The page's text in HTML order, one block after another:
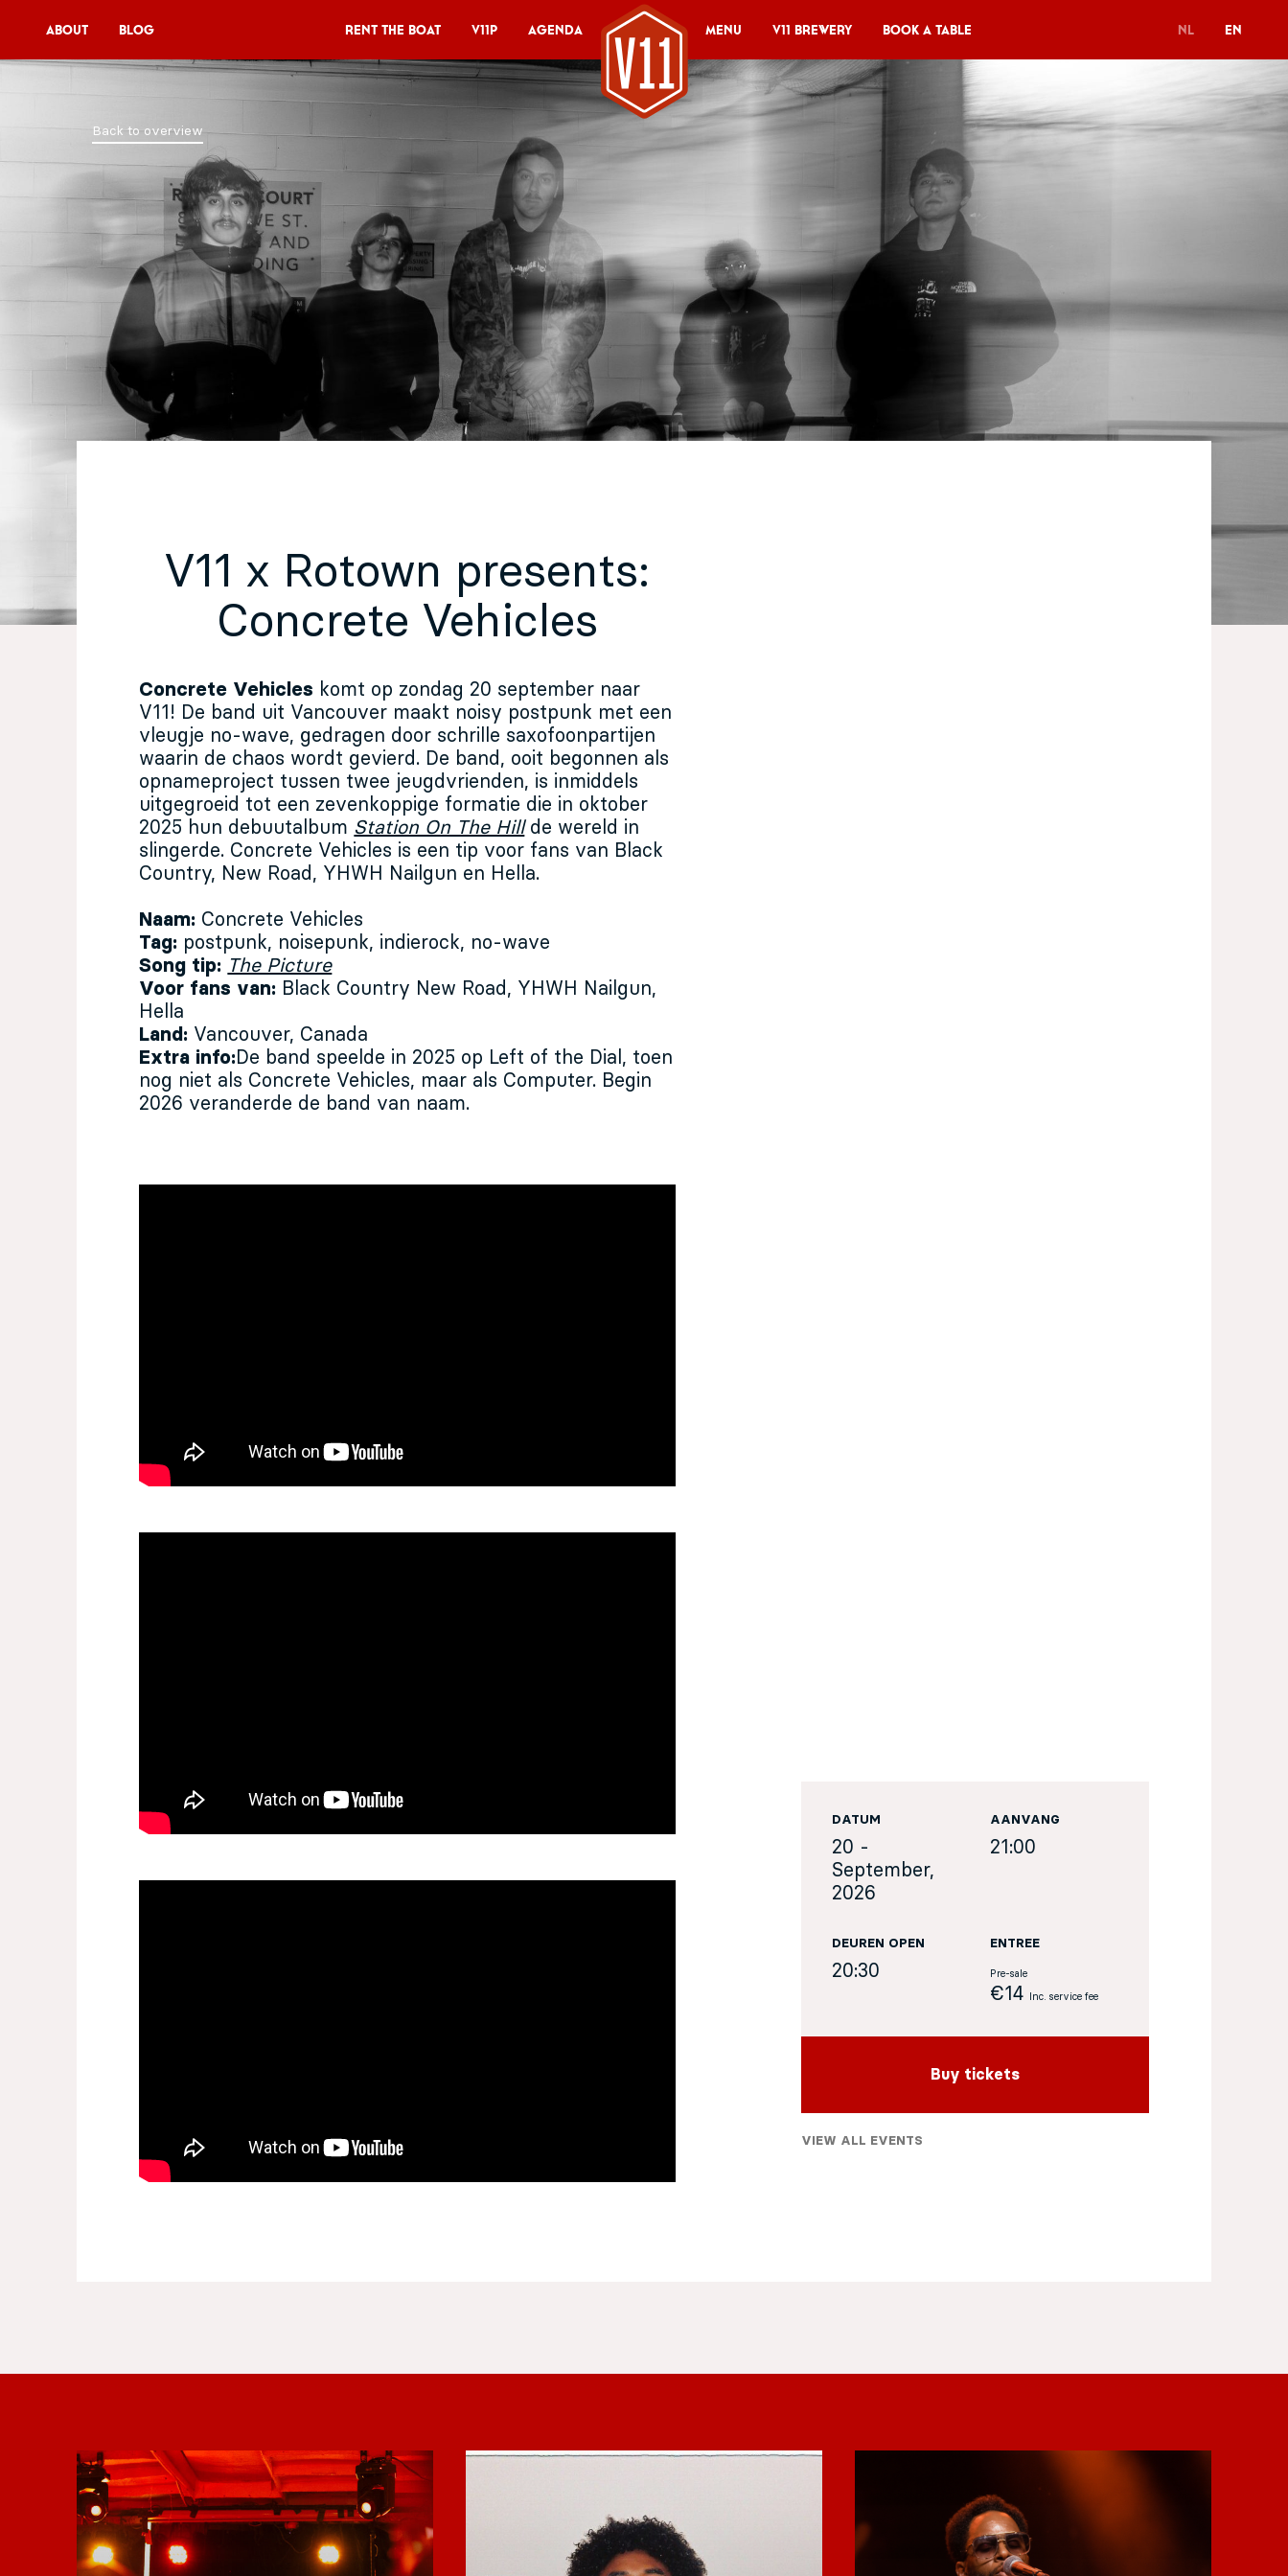
About Blog Rent the Boat V11P Agenda Menu V11 Brewery Book a table NL EN
Rent the Boat
V11 Brewery
Book a table
Back to overview
V11 x Rotown presents:
Concrete Vehicles
Concrete Vehicles komt op zondag 20 september naar
V11! De band uit Vancouver maakt noisy postpunk met een
vleugje no-wave, gedragen door schrille saxofoonpartijen
waarin de chaos wordt gevierd. De band, ooit begonnen als
opnameproject tussen twee jeugdvrienden, is inmiddels
uitgegroeid tot een zevenkoppige formatie die in oktober
2025 hun debuutalbum Station On The Hillde wereld in
slingerde. Concrete Vehicles is een tip voor fans van Black
Country, New Road, YHWH Nailgun en Hella.
Naam: Concrete Vehicles
Tag: postpunk, noisepunk, indierock, no-wave
Song tip: The Picture
Voor fans van: Black Country New Road, YHWH Nailgun,
Hella
Land: Vancouver, Canada
Extra info: De band speelde in 2025 op Left of the Dial, toen
nog niet als Concrete Vehicles, maar als Computer. Begin
2026 veranderde de band van naam.
DATUM
20 -
September,
2026
AANVANG
21:00
DEUREN OPEN
20:30
ENTREE
Pre-sale
€14 Inc. service fee
Buy tickets
VIEW ALL EVENTS